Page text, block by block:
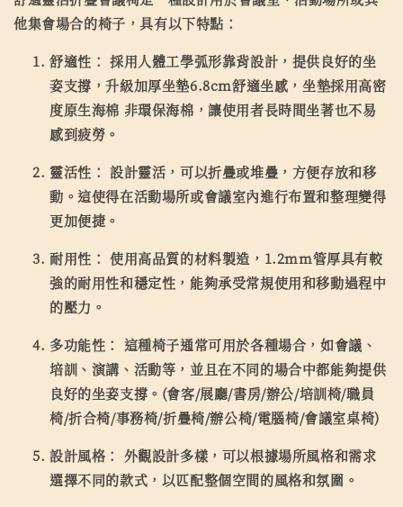
他集會場合的椅子，具有以下特點：
舒適性： 採用人體工學弧形靠背設計，提供良好的坐
姿支撐，升級加厚坐墊6.8cm舒適坐感，坐墊採用高密
度原生海棉 非環保海棉，讓使用者長時間坐著也不易
感到疲勞。
靈活性： 設計靈活，可以折疊或堆疊，方便存放和移
動。這使得在活動場所或會議室內進行布置和整理變得
更加便捷。
耐用性： 使用高品質的材料製造，1.2mm管厚具有較
強的耐用性和穩定性，能夠承受常規使用和移動過程中
的壓力。
多功能性： 這種椅子通常可用於各種場合，如會議、
培訓、演講、活動等，並且在不同的場合中都能夠提供
良好的坐姿支撐。(會客/展廳/書房/辦公/培訓椅/職員
椅/折合椅/事務椅/折疊椅/辦公椅/電腦椅/會議室桌椅)
設計風格： 外觀設計多樣，可以根據場所風格和需求
選擇不同的款式，以匹配整個空間的風格和氛圍。